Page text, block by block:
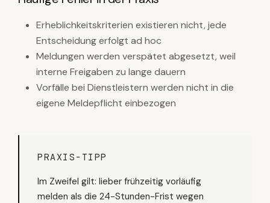
Erheblichkeitskriterien existieren nicht, jede
Entscheidung erfolgt ad hoc
Meldungen werden verspätet abgesetzt, weil
interne Freigaben zu lange dauern
Vorfälle bei Dienstleistern werden nicht in die
eigene Meldepflicht einbezogen
PRAXIS-TIPP
Im Zweifel gilt: lieber frühzeitig vorläufig
melden als die 24-Stunden-Frist wegen